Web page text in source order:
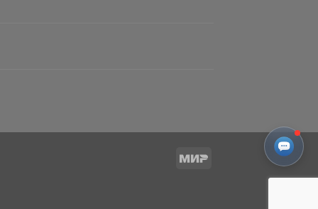
Mir